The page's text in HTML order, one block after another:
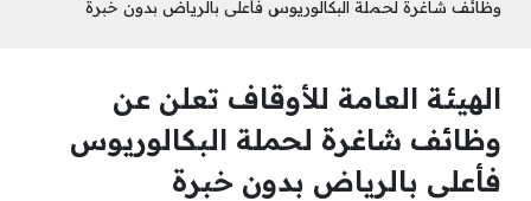
وظائف شاغرة لحملة البكالوريوس فأعلى بالرياض بدون خبرة
الهيئة العامة للأوقاف تعلن عن
وظائف شاغرة لحملة البكالوريوس
فأعلى بالرياض بدون خبرة